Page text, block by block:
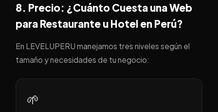
8. Precio: ¿Cuánto Cuesta una Web
para Restaurante u Hotel en Perú?
En LEVELUPERU manejamos tres niveles según el
tamaño y necesidades de tu negocio:
🌱